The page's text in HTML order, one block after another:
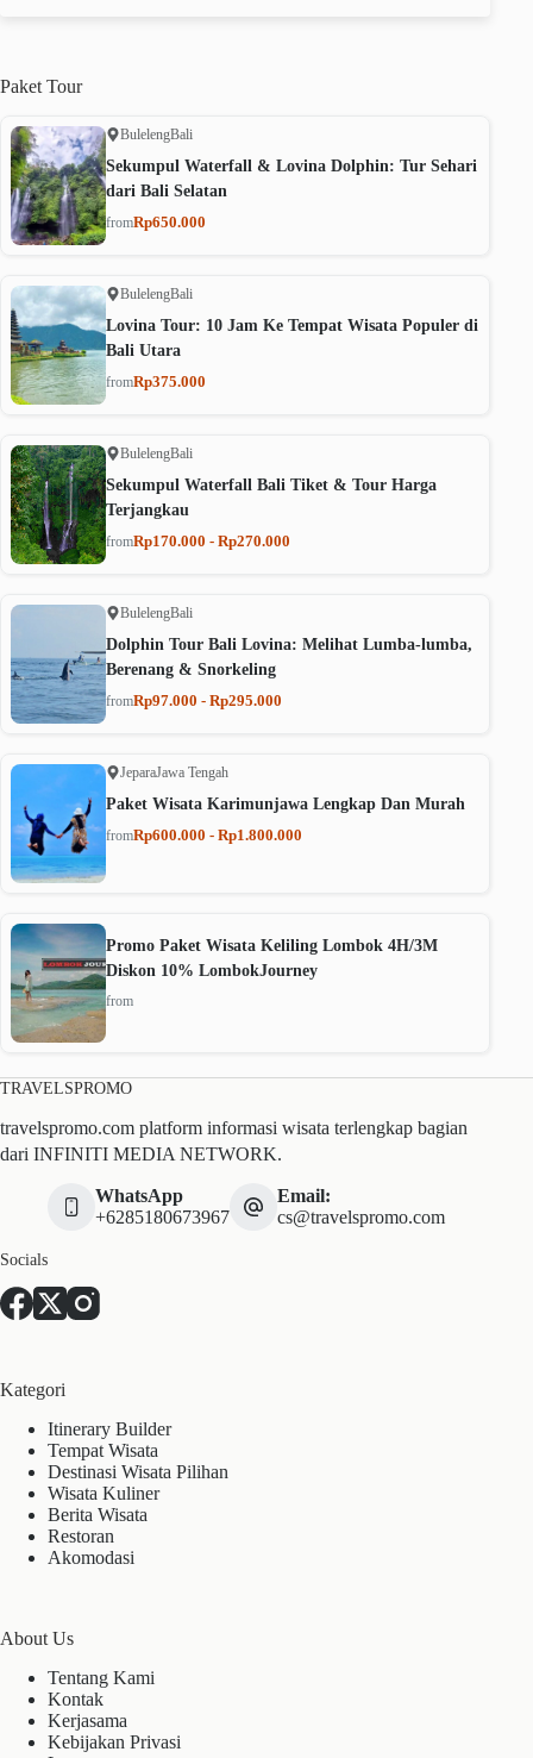
Paket Tour
BulelengBali
Sekumpul Waterfall & Lovina Dolphin: Tur Sehari
dari Bali Selatan
fromRp650.000
BulelengBali
Lovina Tour: 10 Jam Ke Tempat Wisata Populer di
Bali Utara
fromRp375.000
BulelengBali
Sekumpul Waterfall Bali Tiket & Tour Harga
Terjangkau
fromRp170.000 - Rp270.000
BulelengBali
Dolphin Tour Bali Lovina: Melihat Lumba-lumba,
Berenang & Snorkeling
fromRp97.000 - Rp295.000
JeparaJawa Tengah
Paket Wisata Karimunjawa Lengkap Dan Murah
fromRp600.000 - Rp1.800.000
Promo Paket Wisata Keliling Lombok 4H/3M
Diskon 10% LombokJourney
from
TRAVELSPROMO
travelspromo.com platform informasi wisata terlengkap bagian
dari INFINITI MEDIA NETWORK.
WhatsApp
+6285180673967
Email:
cs@travelspromo.com
Socials
Kategori
Itinerary Builder
Tempat Wisata
Destinasi Wisata Pilihan
Wisata Kuliner
Berita Wisata
Restoran
Akomodasi
About Us
Tentang Kami
Kontak
Kerjasama
Kebijakan Privasi